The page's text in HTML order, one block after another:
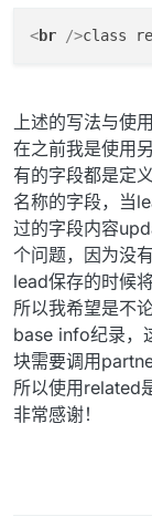
<br />class
上述的写法与使
在之前我是使用
有的字段都是定
名称的字段，当
过的字段内容
个问题，因为没
lead保存的时候
所以我希望是不
base info纪录，
块需要调用
所以使用related
非常感谢！